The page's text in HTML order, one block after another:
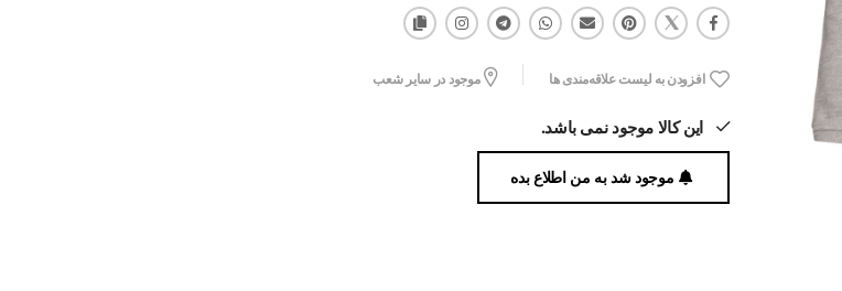
افزودن به لیست علاقه‌مندی ها موجود در سایر شعب
این کالا موجود نمی باشد.
موجود شد به من اطلاع بده